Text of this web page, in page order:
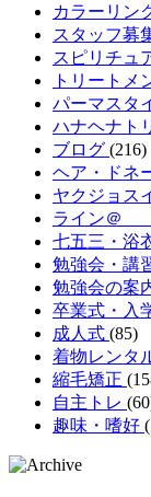
カラーリン
スタッフ募
スピリチュ
トリートメ
パーマスタ
ハナヘナト
ブログ (216)
ヘア・ドネ
ヤクジョス
ライン＠
七五三・浴
勉強会・講
勉強会の案
卒業式・入
成人式 (85)
着物レンタ
縮毛矯正
自主トレ
趣味・嗜好